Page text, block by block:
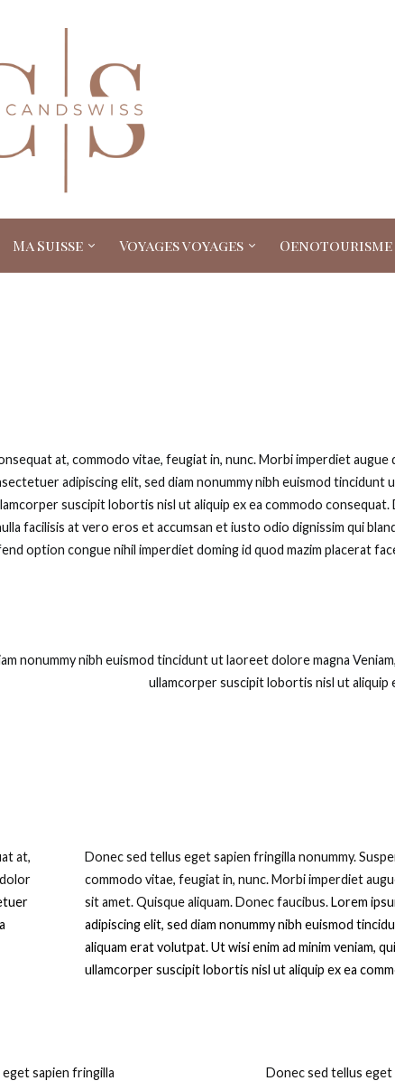
Ma Suisse Voyages voyages Oenotourisme
at, commodo vitae, feugiat in, nunc. Morbi imperdiet
adipiscing elit, sed diam nonummy nibh euismod tincidunt
suscipit lobortis nisl ut aliquip ex ea commodo consequat.
facilisis at vero eros et accumsan et iusto odio dignissim qui
option congue nihil imperdiet doming id quod mazim placerat
nonummy nibh euismod tincidunt ut laoreet dolore magna
ullamcorper suscipit lobortis nisl ut aliquip
at,
Donec sed tellus eget sapien fringilla nonummy.
commodo vitae, feugiat in, nunc. Morbi imperdiet
sit amet. Quisque aliquam. Donec faucibus.Lorem
adipiscing elit, sed diam nonummy nibh euismod
aliquam erat volutpat. Ut wisi enim ad minim veniam,
ullamcorper suscipit lobortis nisl ut aliquip ex ea
sapien fringilla
Donec sed tellus eget